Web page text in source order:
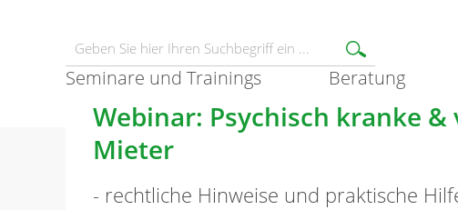
Seminare und Trainings Beratung
Webinar: Psychisch kranke
Mieter
- rechtliche Hinweise und praktische